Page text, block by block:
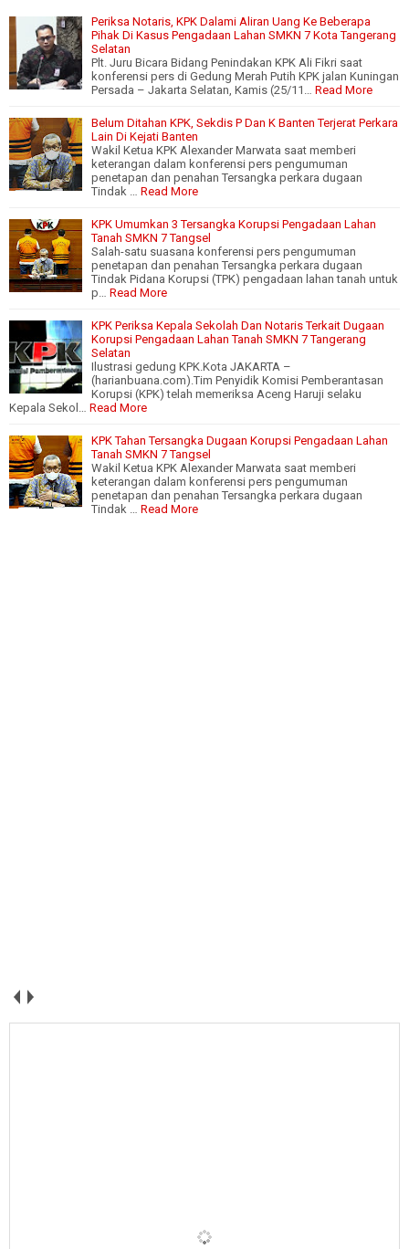
Periksa Notaris, KPK Dalami Aliran Uang Ke Beberapa
Pihak Di Kasus Pengadaan Lahan SMKN 7 Kota Tangerang
Selatan
Plt. Juru Bicara Bidang Penindakan KPK Ali Fikri saat
konferensi pers di Gedung Merah Putih KPK jalan Kuningan
Persada – Jakarta Selatan, Kamis (25/11…
Read More
Belum Ditahan KPK, Sekdis P Dan K Banten Terjerat Perkara
Lain Di Kejati Banten
Wakil Ketua KPK Alexander Marwata saat memberi
keterangan dalam konferensi pers pengumuman
penetapan dan penahan Tersangka perkara dugaan
Tindak …
Read More
KPK Umumkan 3 Tersangka Korupsi Pengadaan Lahan
Tanah SMKN 7 Tangsel
Salah-satu suasana konferensi pers pengumuman
penetapan dan penahan Tersangka perkara dugaan
Tindak Pidana Korupsi (TPK) pengadaan lahan tanah untuk
p…
Read More
KPK Periksa Kepala Sekolah Dan Notaris Terkait Dugaan
Korupsi Pengadaan Lahan Tanah SMKN 7 Tangerang
Selatan
Ilustrasi gedung KPK.Kota JAKARTA –
(harianbuana.com).Tim Penyidik Komisi Pemberantasan
Korupsi (KPK) telah memeriksa Aceng Haruji selaku
Kepala Sekol…
Read More
KPK Tahan Tersangka Dugaan Korupsi Pengadaan Lahan
Tanah SMKN 7 Tangsel
Wakil Ketua KPK Alexander Marwata saat memberi
keterangan dalam konferensi pers pengumuman
penetapan dan penahan Tersangka perkara dugaan
Tindak …
Read More